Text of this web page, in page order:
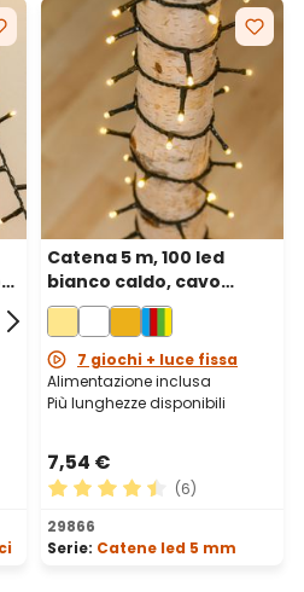
5 stelle
Catena 5 m, 100 led
bianco caldo, cavo
verde
7 giochi + luce fissa
Alimentazione inclusa
Più lunghezze disponibili
7,54 €
Valutazione media di 4.5
(6)
29866
Serie: Catene led 5 mm